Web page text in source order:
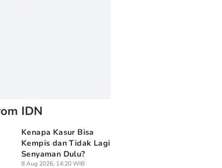
IDN
Kenapa Kasur Bisa
Kempis dan Tidak Lagi
Senyaman Dulu?
8 Aug 2026, 14:20 WIB